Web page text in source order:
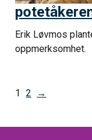
Erik Løvmos
oppmerksomhet.
1 2 →